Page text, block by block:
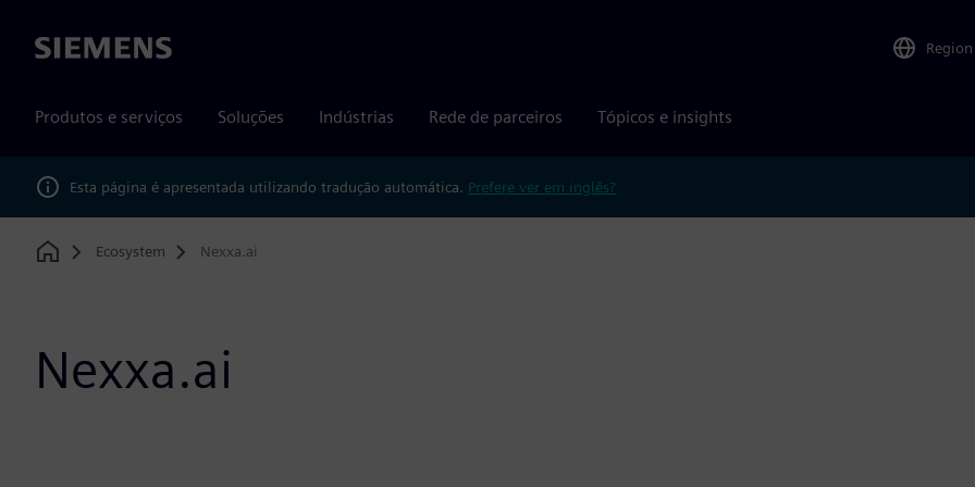
Siemens Region
Produtos e serviços Soluções Indústrias Rede de parceiros Tópicos e insights
Esta página é apresentada utilizando tradução automática. Prefere ver em inglês?
Home
Ecosystem Nexxa.ai
Nexxa.ai